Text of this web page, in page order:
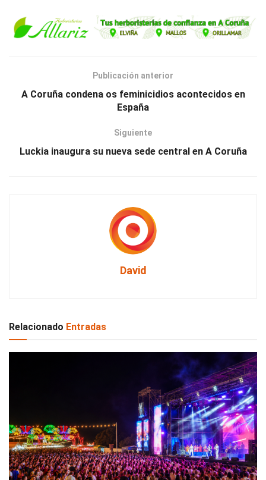
Publicación anterior
A Coruña condena os feminicidios acontecidos en
España
Siguiente
Luckia inaugura su nueva sede central en A Coruña
David
Relacionado Entradas